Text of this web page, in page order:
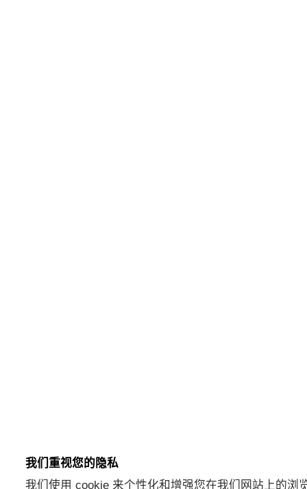
我们重视您的隐私
我们使用 cookie 来个性化和增强您在我们网站上的浏